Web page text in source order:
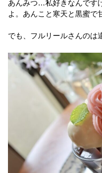
あんみつ…私好きなんです
よ。あんこと寒天と黒蜜で
でも、フルリールさんのは